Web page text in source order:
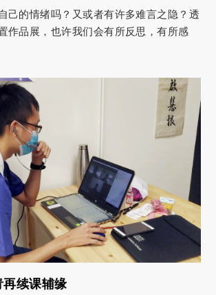
己的情绪吗？又或者有许多难言之隐？透
作品展，也许我们会有所反思，有所感
续课辅缘